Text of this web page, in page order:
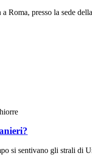
a Roma, presso la sede
si sentivano gli strali di